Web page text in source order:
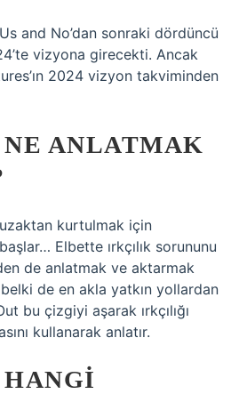
and No’dan sonraki dördüncü
vizyona girecekti. Ancak
2024 vizyon takviminden
ANLATMAK
kurtulmak için
Elbette ırkçılık sorununu
de anlatmak ve aktarmak
de en akla yatkın yollardan
bu çizgiyi aşarak ırkçılığı
kullanarak anlatır.